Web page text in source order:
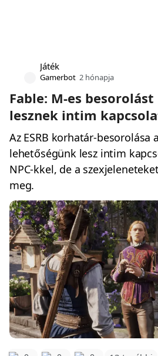
Játék
Gamerbot 2 hónapja
Fable: M-es
lesznek intim
Az ESRB korhatár-besorolása
lehetőségünk lesz intim
NPC-kkel, de a
meg.